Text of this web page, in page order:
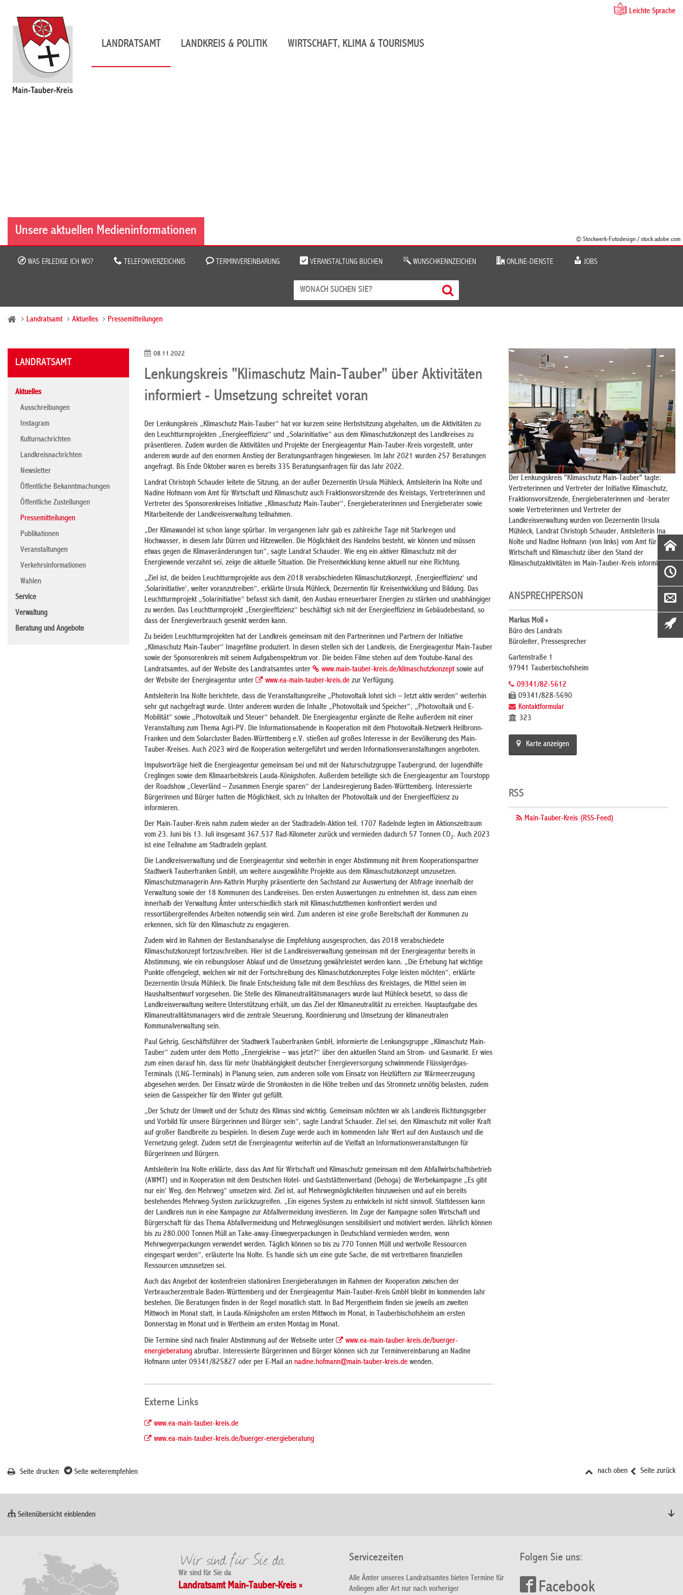
Leichte Sprache
LANDRATSAMT LANDKREIS & POLITIK WIRTSCHAFT, KLIMA & TOURISMUS
Unsere aktuellen Medieninformationen
© Stockwerk-Fotodesign / stock.adobe.com
WAS ERLEDIGE ICH WO? TELEFONVERZEICHNIS TERMINVEREINBARUNG VERANSTALTUNG BUCHEN WUNSCHKENNZEICHEN ONLINE-DIENSTE JOBS
Landratsamt Aktuelles Pressemitteilungen
LANDRATSAMT
Aktuelles
Ausschreibungen
Instagram
Kulturnachrichten
Landkreisnachrichten
Newsletter
Öffentliche Bekanntmachungen
Öffentliche Zustellungen
Pressemitteilungen
Publikationen
Veranstaltungen
Verkehrsinformationen
Wahlen
Service
Verwaltung
Beratung und Angebote
08.11.2022
Lenkungskreis "Klimaschutz Main-Tauber" über Aktivitäten
informiert - Umsetzung schreitet voran
Der Lenkungskreis „Klimaschutz Main-Tauber“ hat vor kurzem seine Herbstsitzung abgehalten, um die Aktivitäten zu
den Leuchtturmprojekten „Energieeffizienz“ und „Solarinitiative“ aus dem Klimaschutzkonzept des Landkreises zu
präsentieren. Zudem wurden die Aktivitäten und Projekte der Energieagentur Main-Tauber-Kreis vorgestellt, unter
anderem wurde auf den enormen Anstieg der Beratungsanfragen hingewiesen. Im Jahr 2021 wurden 257 Beratungen
angefragt. Bis Ende Oktober waren es bereits 335 Beratungsanfragen für das Jahr 2022.
Landrat Christoph Schauder leitete die Sitzung, an der außer Dezernentin Ursula Mühleck, Amtsleiterin Ina Nolte und
Nadine Hofmann vom Amt für Wirtschaft und Klimaschutz auch Fraktionsvorsitzende des Kreistags, Vertreterinnen und
Vertreter des Sponsorenkreises Initiative „Klimaschutz Main-Tauber“, Energieberaterinnen und Energieberater sowie
Mitarbeitende der Landkreisverwaltung teilnahmen.
„Der Klimawandel ist schon lange spürbar. Im vergangenen Jahr gab es zahlreiche Tage mit Starkregen und
Hochwasser, in diesem Jahr Dürren und Hitzewellen. Die Möglichkeit des Handelns besteht, wir können und müssen
etwas gegen die Klimaveränderungen tun“, sagte Landrat Schauder. Wie eng ein aktiver Klimaschutz mit der
Energiewende verzahnt sei, zeige die aktuelle Situation. Die Preisentwicklung kenne aktuell nur eine Richtung.
„Ziel ist, die beiden Leuchtturmprojekte aus dem 2018 verabschiedeten Klimaschutzkonzept, ‚Energieeffizienz‘ und
‚Solarinitiative‘, weiter voranzutreiben“, erklärte Ursula Mühleck, Dezernentin für Kreisentwicklung und Bildung. Das
Leuchtturmprojekt „Solarinitiative“ befasst sich damit, den Ausbau erneuerbarer Energien zu stärken und unabhängiger
zu werden. Das Leuchtturmprojekt „Energieeffizienz“ beschäftigt sich mit der Energieeffizienz im Gebäudebestand, so
dass der Energieverbrauch gesenkt werden kann.
Zu beiden Leuchtturmprojekten hat der Landkreis gemeinsam mit den Partnerinnen und Partnern der Initiative
„Klimaschutz Main-Tauber“ Imagefilme produziert. In diesen stellen sich der Landkreis, die Energieagentur Main-Tauber
sowie der Sponsorenkreis mit seinem Aufgabenspektrum vor. Die beiden Filme stehen auf dem Youtube-Kanal des
Landratsamtes, auf der Website des Landratsamtes unter
www.main-tauber-kreis.de/klimaschutzkonzeptsowie auf
der Website der Energieagentur unter
www.ea-main-tauber-kreis.dezur Verfügung.
Amtsleiterin Ina Nolte berichtete, dass die Veranstaltungsreihe „Photovoltaik lohnt sich – Jetzt aktiv werden“ weiterhin
sehr gut nachgefragt wurde. Unter anderem wurden die Inhalte „Photovoltaik und Speicher“, „Photovoltaik und E-
Mobilität“ sowie „Photovoltaik und Steuer“ behandelt. Die Energieagentur ergänzte die Reihe außerdem mit einer
Veranstaltung zum Thema Agri-PV. Die Informationsabende in Kooperation mit dem Photovoltaik-Netzwerk Heilbronn-
Franken und dem Solarcluster Baden-Württemberg e.V. stießen auf großes Interesse in der Bevölkerung des Main-
Tauber-Kreises. Auch 2023 wird die Kooperation weitergeführt und werden Informationsveranstaltungen angeboten.
Impulsvorträge hielt die Energieagentur gemeinsam bei und mit der Naturschutzgruppe Taubergrund, der Jugendhilfe
Creglingen sowie dem Klimaarbeitskreis Lauda-Königshofen. Außerdem beteiligte sich die Energieagentur am Tourstopp
der Roadshow „Cleverländ – Zusammen Energie sparen“ der Landesregierung Baden-Württemberg. Interessierte
Bürgerinnen und Bürger hatten die Möglichkeit, sich zu Inhalten der Photovoltaik und der Energieeffizienz zu
informieren.
Der Main-Tauber-Kreis nahm zudem wieder an der Stadtradeln-Aktion teil. 1707 Radelnde legten im Aktionszeitraum
vom 23. Juni bis 13. Juli insgesamt 367.537 Rad-Kilometer zurück und vermieden dadurch 57 Tonnen CO2. Auch 2023
ist eine Teilnahme am Stadtradeln geplant.
Die Landkreisverwaltung und die Energieagentur sind weiterhin in enger Abstimmung mit ihrem Kooperationspartner
Stadtwerk Tauberfranken GmbH, um weitere ausgewählte Projekte aus dem Klimaschutzkonzept umzusetzen.
Klimaschutzmanagerin Ann-Kathrin Murphy präsentierte den Sachstand zur Auswertung der Abfrage innerhalb der
Verwaltung sowie der 18 Kommunen des Landkreises. Den ersten Auswertungen zu entnehmen ist, dass zum einen
innerhalb der Verwaltung Ämter unterschiedlich stark mit Klimaschutzthemen konfrontiert werden und
ressortübergreifendes Arbeiten notwendig sein wird. Zum anderen ist eine große Bereitschaft der Kommunen zu
erkennen, sich für den Klimaschutz zu engagieren.
Zudem wird im Rahmen der Bestandsanalyse die Empfehlung ausgesprochen, das 2018 verabschiedete
Klimaschutzkonzept fortzuschreiben. Hier ist die Landkreisverwaltung gemeinsam mit der Energieagentur bereits in
Abstimmung, wie ein reibungsloser Ablauf und die Umsetzung gewährleistet werden kann. „Die Erhebung hat wichtige
Punkte offengelegt, welchen wir mit der Fortschreibung des Klimaschutzkonzeptes Folge leisten möchten“, erklärte
Dezernentin Ursula Mühleck. Die finale Entscheidung falle mit dem Beschluss des Kreistages, die Mittel seien im
Haushaltsentwurf vorgesehen. Die Stelle des Klimaneutralitätsmanagers wurde laut Mühleck besetzt, so dass die
Landkreisverwaltung weitere Unterstützung erhält, um das Ziel der Klimaneutralität zu erreichen. Hauptaufgabe des
Klimaneutralitätsmanagers wird die zentrale Steuerung, Koordinierung und Umsetzung der klimaneutralen
Kommunalverwaltung sein.
Paul Gehrig, Geschäftsführer der Stadtwerk Tauberfranken GmbH, informierte die Lenkungsgruppe „Klimaschutz Main-
Tauber“ zudem unter dem Motto „Energiekrise – was jetzt?“ über den aktuellen Stand am Strom- und Gasmarkt. Er wies
zum einen darauf hin, dass für mehr Unabhängigkeit deutscher Energieversorgung schwimmende Flüssigerdgas-
Terminals (LNG-Terminals) in Planung seien, zum anderen solle vom Einsatz von Heizlüftern zur Wärmeerzeugung
abgesehen werden. Der Einsatz würde die Stromkosten in die Höhe treiben und das Stromnetz unnötig belasten, zudem
seien die Gasspeicher für den Winter gut gefüllt.
„Der Schutz der Umwelt und der Schutz des Klimas sind wichtig. Gemeinsam möchten wir als Landkreis Richtungsgeber
und Vorbild für unsere Bürgerinnen und Bürger sein“, sagte Landrat Schauder. Ziel sei, den Klimaschutz mit voller Kraft
auf großer Bandbreite zu bespielen. In diesem Zuge werde auch im kommenden Jahr Wert auf den Austausch und die
Vernetzung gelegt. Zudem setzt die Energieagentur weiterhin auf die Vielfalt an Informationsveranstaltungen für
Bürgerinnen und Bürgern.
Amtsleiterin Ina Nolte erklärte, dass das Amt für Wirtschaft und Klimaschutz gemeinsam mit dem Abfallwirtschaftsbetrieb
(AWMT) und in Kooperation mit dem Deutschen Hotel- und Gaststättenverband (Dehoga) die Werbekampagne „Es gibt
nur ein‘ Weg, den Mehrweg“ umsetzen wird. Ziel ist, auf Mehrwegmöglichkeiten hinzuweisen und auf ein bereits
bestehendes Mehrweg-System zurückzugreifen. „Ein eigenes System zu entwickeln ist nicht sinnvoll. Stattdessen kann
der Landkreis nun in eine Kampagne zur Abfallvermeidung investieren. Im Zuge der Kampagne sollen Wirtschaft und
Bürgerschaft für das Thema Abfallvermeidung und Mehrweglösungen sensibilisiert und motiviert werden. Jährlich können
bis zu 280.000 Tonnen Müll an Take-away-Einwegverpackungen in Deutschland vermieden werden, wenn
Mehrwegverpackungen verwendet werden. Täglich können so bis zu 770 Tonnen Müll und wertvolle Ressourcen
eingespart werden“, erläuterte Ina Nolte. Es handle sich um eine gute Sache, die mit vertretbaren finanziellen
Ressourcen umzusetzen sei.
Auch das Angebot der kostenfreien stationären Energieberatungen im Rahmen der Kooperation zwischen der
Verbraucherzentrale Baden-Württemberg und der Energieagentur Main-Tauber-Kreis GmbH bleibt im kommenden Jahr
bestehen. Die Beratungen finden in der Regel monatlich statt. In Bad Mergentheim finden sie jeweils am zweiten
Mittwoch im Monat statt, in Lauda-Königshofen am ersten Mittwoch im Monat, in Tauberbischofsheim am ersten
Donnerstag im Monat und in Wertheim am ersten Montag im Monat.
Die Termine sind nach finaler Abstimmung auf der Webseite unter
www.ea-main-tauber-kreis.de/buerger-
energieberatungabrufbar. Interessierte Bürgerinnen und Bürger können sich zur Terminvereinbarung an Nadine
Hofmann unter 09341/825827 oder per E-Mail an nadine.hofmann@main-tauber-kreis.dewenden.
Externe Links
www.ea-main-tauber-kreis.de
www.ea-main-tauber-kreis.de/buerger-energieberatung
Der Lenkungskreis "Klimaschutz Main-Tauber" tagte:
Vertreterinnen und Vertreter der Initiative Klimaschutz,
Fraktionsvorsitzende, Energieberaterinnen und -berater
sowie Vertreterinnen und Vertreter der
Landkreisverwaltung wurden von Dezernentin Ursula
Mühleck, Landrat Christoph Schauder, Amtsleiterin Ina
Nolte und Nadine Hofmann (von links) vom Amt für
Wirtschaft und Klimaschutz über den Stand der
Klimaschutzaktivitäten im Main-Tauber-Kreis informiert.
ANSPRECHPERSON
Markus Moll »
Büro des Landrats
Büroleiter, Pressesprecher
Gartenstraße 1
97941 Tauberbischofsheim
09341/82-5612
09341/828-5690
Kontaktformular
323
Karte anzeigen
RSS
Main-Tauber-Kreis (RSS-Feed)
Seite zurück
nach oben
Seite drucken Seite weiterempfehlen
Seitenübersicht einblenden
Wir sind für Sie da
Landratsamt Main-Tauber-Kreis »
Servicezeiten
Alle Ämter unseres Landratsamtes bieten Termine für
Anliegen aller Art nur nach vorheriger
Folgen Sie uns:
Facebook